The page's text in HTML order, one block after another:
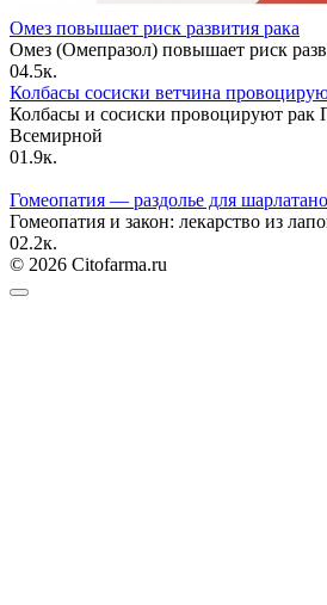
Омез повышает риск развития рака
Омез (Омепразол) повышает риск
04.5к.
Колбасы сосиски ветчина
Колбасы и сосиски провоцируют рак
Всемирной
01.9к.
Гомеопатия — раздолье для
Гомеопатия и закон: лекарство из
02.2к.
© 2026 Citofarma.ru